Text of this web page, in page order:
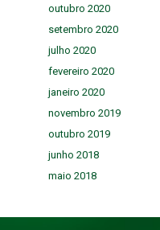
outubro 2020
setembro 2020
julho 2020
fevereiro 2020
janeiro 2020
novembro 2019
outubro 2019
junho 2018
maio 2018